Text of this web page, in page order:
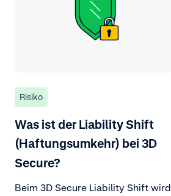
Risiko
Was ist der Liability Shift
(Haftungsumkehr) bei 3D
Secure?
Beim 3D Secure Liability Shift wird